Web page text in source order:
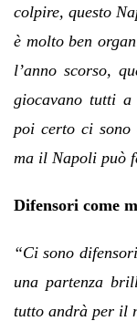
colpire, questo
è molto ben
l’anno scorso,
giocavano tutti a
poi certo ci sono
ma il Napoli può
Difensori come
“Ci sono
una partenza
tutto andrà per il